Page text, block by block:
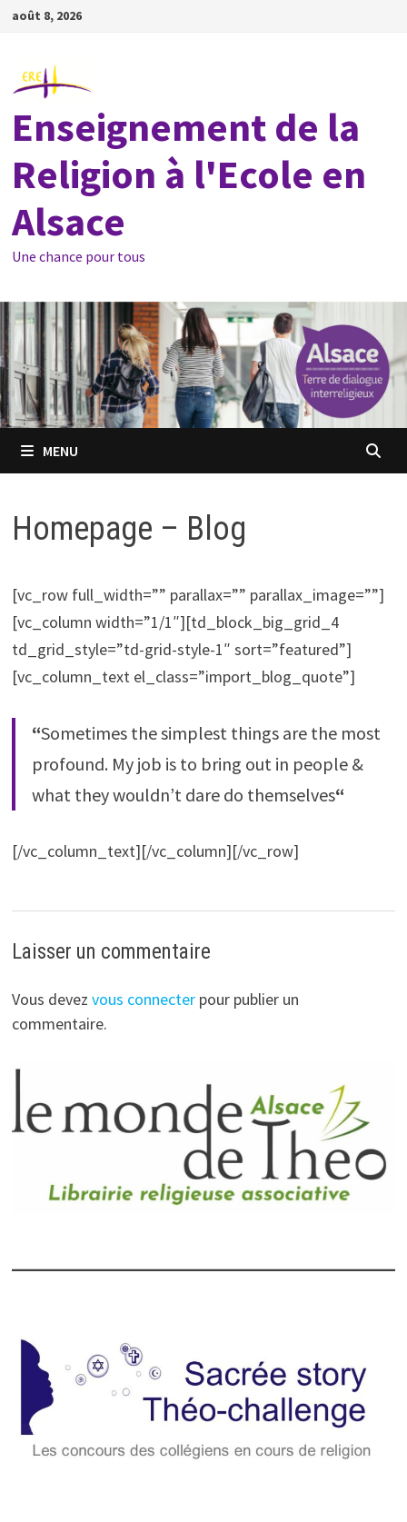
Passer
août 8, 2026
Enseignement de la
Religion à l'Ecole en
Alsace
Une chance pour tous
MENU
Homepage – Blog
[vc_row full_width=”” parallax=”” parallax_image=””]
[vc_column width=”1/1″][td_block_big_grid_4
td_grid_style=”td-grid-style-1″ sort=”featured”]
[vc_column_text el_class=”import_blog_quote”]
“Sometimes the simplest things are the most
profound. My job is to bring out in people &
what they wouldn’t dare do themselves“
[/vc_column_text][/vc_column][/vc_row]
Laisser un commentaire
Vous devez vous connecterpour publier un
commentaire.